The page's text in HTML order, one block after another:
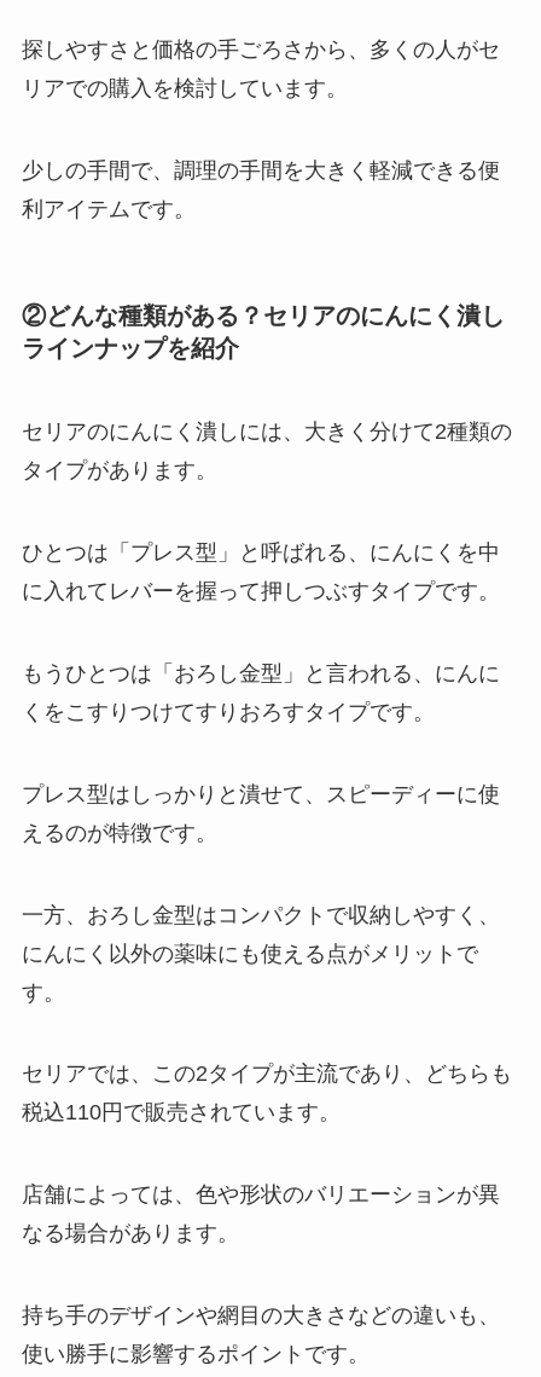
探しやすさと価格の手ごろさから、多くの人がセ
リアでの購入を検討しています。
少しの手間で、調理の手間を大きく軽減できる便
利アイテムです。
②どんな種類がある？セリアのにんにく潰し
ラインナップを紹介
セリアのにんにく潰しには、大きく分けて2種類の
タイプがあります。
ひとつは「プレス型」と呼ばれる、にんにくを中
に入れてレバーを握って押しつぶすタイプです。
もうひとつは「おろし金型」と言われる、にんに
くをこすりつけてすりおろすタイプです。
プレス型はしっかりと潰せて、スピーディーに使
えるのが特徴です。
一方、おろし金型はコンパクトで収納しやすく、
にんにく以外の薬味にも使える点がメリットで
す。
セリアでは、この2タイプが主流であり、どちらも
税込110円で販売されています。
店舗によっては、色や形状のバリエーションが異
なる場合があります。
持ち手のデザインや網目の大きさなどの違いも、
使い勝手に影響するポイントです。